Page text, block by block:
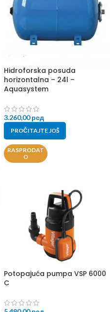
Hidroforska posuda
horizontalna – 24l –
Aquasystem
3.260,00рсд
PROČITAJTE JOŠ
RASPRODAT
O
Potopajuća pumpa VSP 6000
C